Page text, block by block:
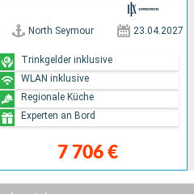
North Seymour 23.04.2027
7 706 €
Trinkgelder inklusive
WLAN inklusive
Regionale Küche
Experten an Bord